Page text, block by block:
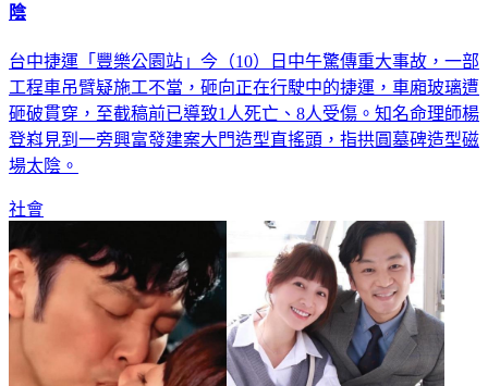
陰
台中捷運「豐樂公園站」今（10）日中午驚傳重大事故，一部
工程車吊臂疑施工不當，砸向正在行駛中的捷運，車廂玻璃遭
砸破貫穿，至截稿前已導致1人死亡、8人受傷。知名命理師楊
登嵙見到一旁興富發建案大門造型直搖頭，指拱圓墓碑造型磁
場太陰。
社會